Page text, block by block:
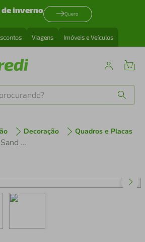
de inverno Quero
Viagens Imóveis e Veículos
Decoração Quadros e Placas
Quadro Abstrato Sand Colors 60x60 Caixa Preto